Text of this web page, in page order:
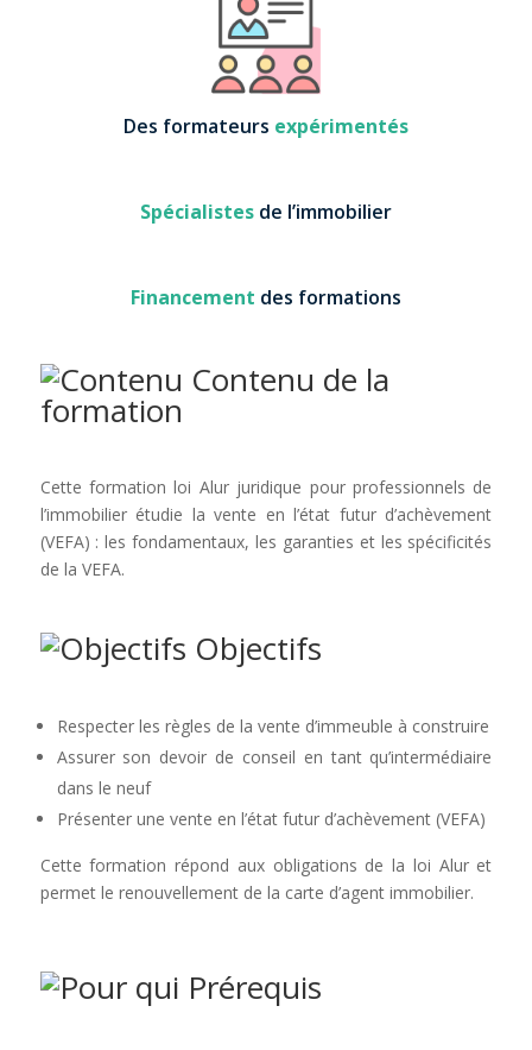
Des formateurs expérimentés
Spécialistesde l’immobilier
Financement des formations
Contenu de la
formation
Cette formation loi Alurjuridique pour professionnels de
l’immobilier étudie la vente en l’état futur d’achèvement
(VEFA) : les fondamentaux, les garanties et les spécificités
de la VEFA.
Objectifs
Respecter les règles de la vente d’immeuble à construire
Assurer son devoir de conseil en tant qu’intermédiaire
dans le neuf
Présenter une vente en l’état futur d’achèvement (VEFA)
Cette formation répond aux obligations de la loi Alur et
permet le renouvellement de la carte d’agent immobilier.
Prérequis